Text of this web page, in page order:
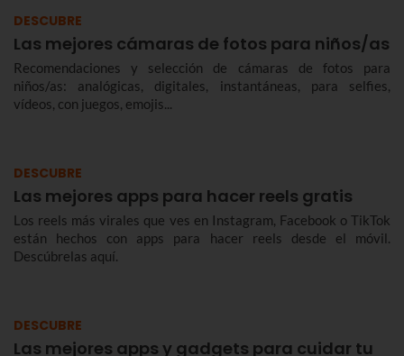
DESCUBRE
Las mejores cámaras de fotos para niños/as
Recomendaciones y selección de cámaras de fotos para
niños/as: analógicas, digitales, instantáneas, para selfies,
vídeos, con juegos, emojis...
DESCUBRE
Las mejores apps para hacer reels gratis
Los reels más virales que ves en Instagram, Facebook o TikTok
están hechos con apps para hacer reels desde el móvil.
Descúbrelas aquí.
DESCUBRE
Las mejores apps y gadgets para cuidar tu